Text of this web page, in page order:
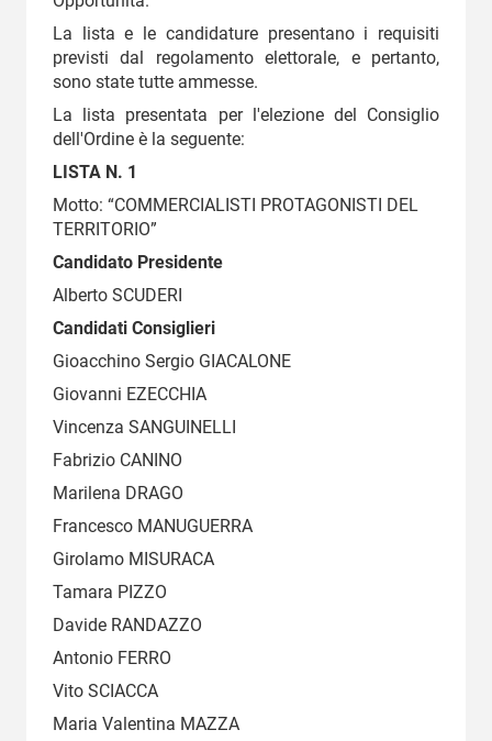
La lista e le candidature presentano i requisiti
previsti dal regolamento elettorale, e pertanto,
sono state tutte ammesse.
La lista presentata per l'elezione del Consiglio
dell'Ordine è la seguente:
LISTA N. 1
Motto: “COMMERCIALISTI PROTAGONISTI DEL
TERRITORIO”
Candidato Presidente
Alberto SCUDERI
Candidati Consiglieri
Gioacchino Sergio GIACALONE
Giovanni EZECCHIA
Vincenza SANGUINELLI
Fabrizio CANINO
Marilena DRAGO
Francesco MANUGUERRA
Girolamo MISURACA
Tamara PIZZO
Davide RANDAZZO
Antonio FERRO
Vito SCIACCA
Maria Valentina MAZZA